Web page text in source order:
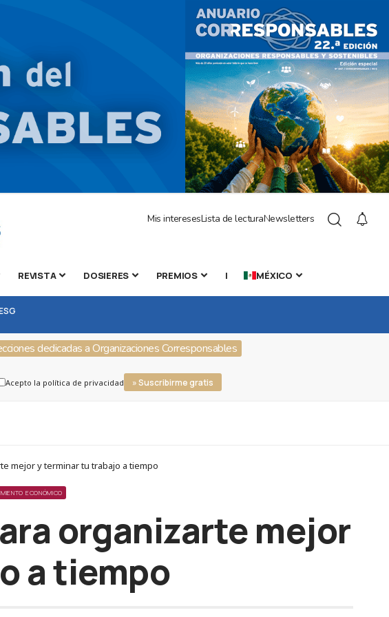
Mis interesesLista de lecturaNewsletters
REVISTA DOSIERES PREMIOS | MÉXICO
dedicadas a Organizaciones Corresponsables
Acepto la política de privacidad » Suscribirme gratis
mejor y terminar tu trabajo a tiempo
ECONÓMICO
organizarte mejor
a tiempo